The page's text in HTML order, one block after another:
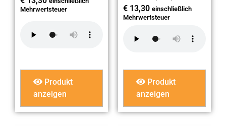
Mehrwertsteuer
Produkt
anzeigen
€ 13,30 einschließlich
Mehrwertsteuer
Produkt
anzeigen